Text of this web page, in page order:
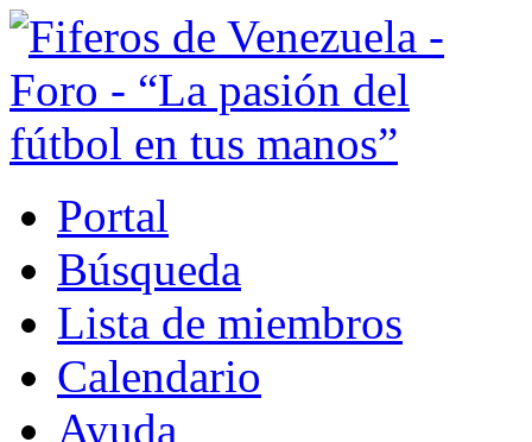
Portal
Búsqueda
Lista de miembros
Calendario
Ayuda